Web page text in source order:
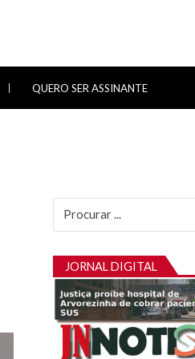
QUERO SER ASSINANTE
por:
JORNAL DIGITAL